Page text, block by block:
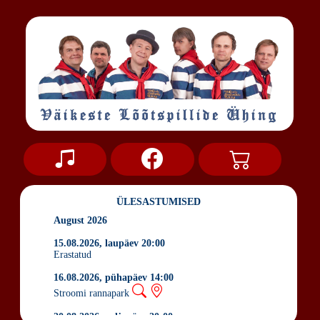
ÜLESASTUMISED
August 2026
15.08.2026, laupäev 20:00
Erastatud
16.08.2026, pühapäev 14:00
Stroomi rannapark
20.08.2026, neljapäev 20:00